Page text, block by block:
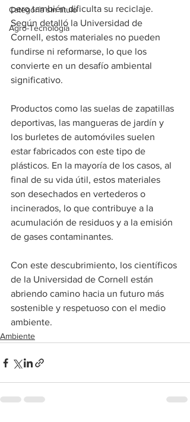
Categoría sin título
Agro-Tecnología
pero también dificulta su reciclaje.
Según detalló la Universidad de
Cornell, estos materiales no pueden
fundirse ni reformarse, lo que los
convierte en un desafío ambiental
significativo.
Productos como las suelas de zapatillas
deportivas, las mangueras de jardín y
los burletes de automóviles suelen
estar fabricados con este tipo de
plásticos. En la mayoría de los casos, al
final de su vida útil, estos materiales
son desechados en vertederos o
incinerados, lo que contribuye a la
acumulación de residuos y a la emisión
de gases contaminantes.
Con este descubrimiento, los científicos
de la Universidad de Cornell están
abriendo camino hacia un futuro más
sostenible y respetuoso con el medio
ambiente.
Ambiente